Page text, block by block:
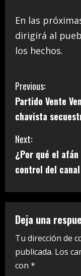
En las
dirigirá al
los hechos.
C
o
n
t
i
n
u
e
R
Previous:
Partido Vente
chavista
Next:
¿Por qué el
control del canal
Deja una
Tu dirección de
publicada. Los
con *